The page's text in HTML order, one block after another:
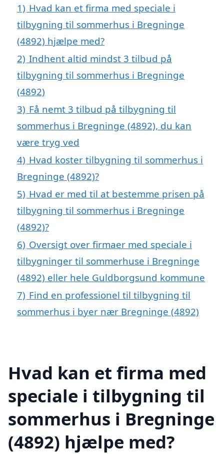
1) Hvad kan et firma med speciale i
tilbygning til sommerhus i Bregninge
(4892) hjælpe med?
2) Indhent altid mindst 3 tilbud på
tilbygning til sommerhus i Bregninge
(4892)
3) Få nemt 3 tilbud på tilbygning til
sommerhus i Bregninge (4892), du kan
være tryg ved
4) Hvad koster tilbygning til sommerhus i
Bregninge (4892)?
5) Hvad er med til at bestemme prisen på
tilbygning til sommerhus i Bregninge
(4892)?
6) Oversigt over firmaer med speciale i
tilbygninger til sommerhuse i Bregninge
(4892) eller hele Guldborgsund kommune
7) Find en professionel til tilbygning til
sommerhus i byer nær Bregninge (4892)
Hvad kan et firma med
speciale i tilbygning til
sommerhus i Bregninge
(4892) hjælpe med?